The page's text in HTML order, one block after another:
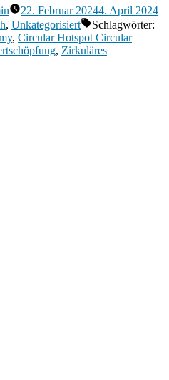
22. Februar 20244. April 2024
, Unkategorisiert
Schlagwörter:
, Circular Hotspot Circular
, Zirkuläres